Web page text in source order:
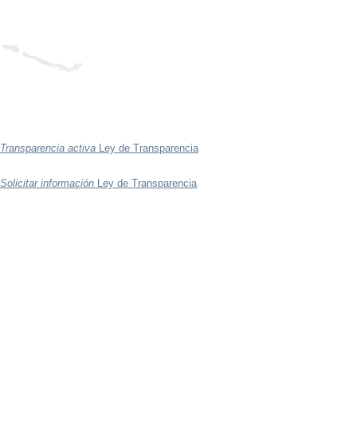
Transparencia activa Ley de Transparencia
Solicitar información Ley de Transparencia